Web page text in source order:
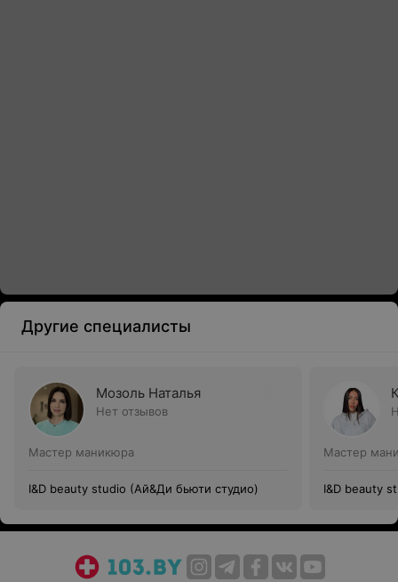
Другие специалисты
Мозоль Наталья
Нет отзывов
Мастер маникюра
I&D beauty studio (Ай&Ди бьюти студио)
Мастер
I&D beauty